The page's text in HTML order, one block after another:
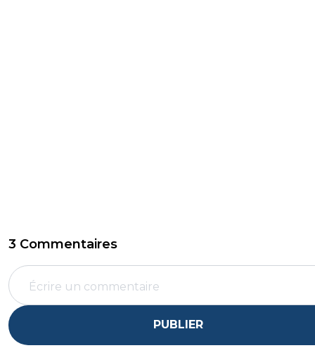
3 Commentaires
PUBLIER